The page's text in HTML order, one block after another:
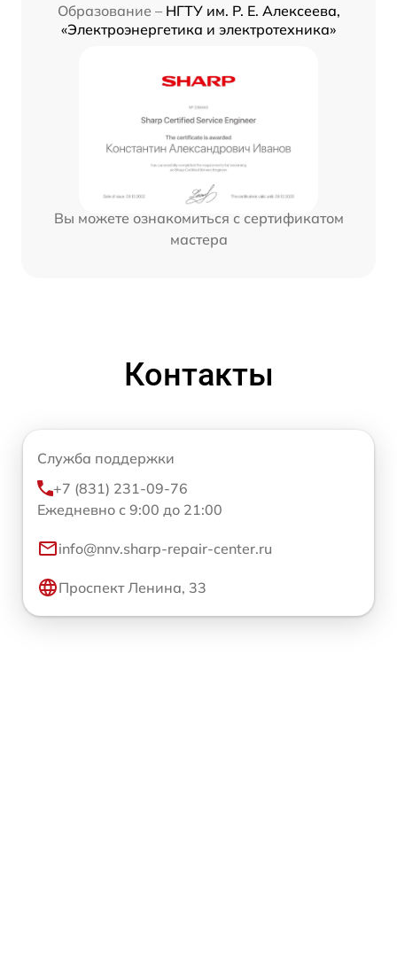
Образование – НГТУ им. Р. Е. Алексеева,
«Электроэнергетика и электротехника»
Вы можете ознакомиться с сертификатом
мастера
Контакты
Служба поддержки
+7 (831) 231-09-76
Ежедневно с 9:00 до 21:00
info@nnv.sharp-repair-center.ru
Проспект Ленина, 33